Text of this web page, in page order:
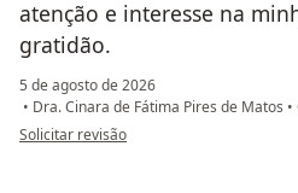
atenção e interesse na
gratidão.
5 de agosto de 2026
• Dra. Cinara de Fátima Pires de Matos •
na opinião do utilizador AJSB
Solicitar revisão